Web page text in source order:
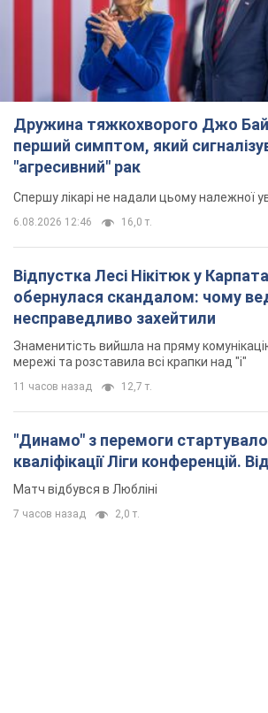
Дружина тяжкохворого Джо
перший симптом, який
"агресивний" рак
Спершу лікарі не надали цьому належної
6.08.2026 12:46 16,0 т.
Відпустка Лесі Нікітюк у
обернулася скандалом: чому
несправедливо захейтили
Знаменитість вийшла на пряму
мережі та розставила всі крапки над "і"
11 часов назад 12,7 т.
"Динамо" з перемоги
кваліфікації Ліги конференцій.
Матч відбувся в Любліні
7 часов назад 2,0 т.